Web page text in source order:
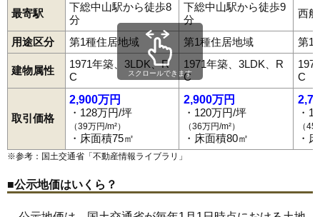
最寄駅
下総中山駅から徒歩8
分
下総中山駅から徒歩9
分
西
用途区分 第1種住居地域 第1種住居地域 第1
建物属性
1971年築、3LDK、R
C
1971年築、3LDK、R
C
C
取引価格
2,900万円
・128万円/坪
（39万円/m²）
・床面積75㎡
2,900万円
・120万円/坪
（36万円/m²）
・床面積80㎡
・
（
・
スクロールできます
※参考：国土交通省「 不動産情報ライブラリ 」
■公示地価はいくら？